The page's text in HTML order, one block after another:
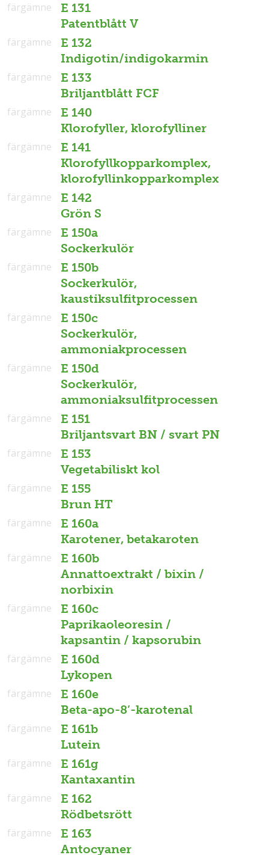
E 131
Patentblått V
färgämne
E 132
Indigotin/indigokarmin
färgämne
E 133
Briljantblått FCF
färgämne
E 140
Klorofyller, klorofylliner
färgämne
E 141
Klorofyllkopparkomplex,
klorofyllinkopparkomplex
färgämne
E 142
Grön S
färgämne
E 150a
Sockerkulör
färgämne
E 150b
Sockerkulör,
kaustiksulfitprocessen
färgämne
E 150c
Sockerkulör,
ammoniakprocessen
färgämne
E 150d
Sockerkulör,
ammoniaksulfitprocessen
färgämne
E 151
Briljantsvart BN / svart PN
färgämne
E 153
Vegetabiliskt kol
färgämne
E 155
Brun HT
färgämne
E 160a
Karotener, betakaroten
färgämne
E 160b
Annattoextrakt / bixin /
norbixin
färgämne
E 160c
Paprikaoleoresin /
kapsantin / kapsorubin
färgämne
E 160d
Lykopen
färgämne
E 160e
Beta-apo-8’-karotenal
färgämne
E 161b
Lutein
färgämne
E 161g
Kantaxantin
färgämne
E 162
Rödbetsrött
färgämne
E 163
Antocyaner
färgämne